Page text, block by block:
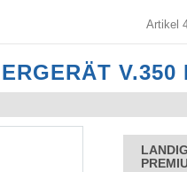
Artikel
V.350